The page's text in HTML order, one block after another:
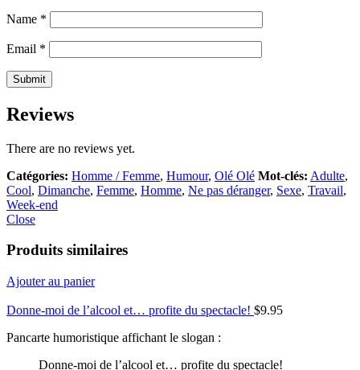
Name *
Email *
Reviews
There are no reviews yet.
Catégories: Homme / Femme, Humour, Olé Olé Mot-clés: Adulte,
Cool, Dimanche, Femme, Homme, Ne pas déranger, Sexe, Travail,
Week-end
Close
Produits similaires
Ajouter au panier
Donne-moi de l’alcool et… profite du spectacle! $9.95
Pancarte humoristique affichant le slogan :
Donne-moi de l’alcool et… profite du spectacle!